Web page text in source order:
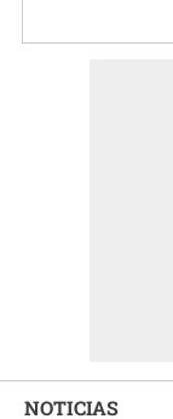
NOTICIAS